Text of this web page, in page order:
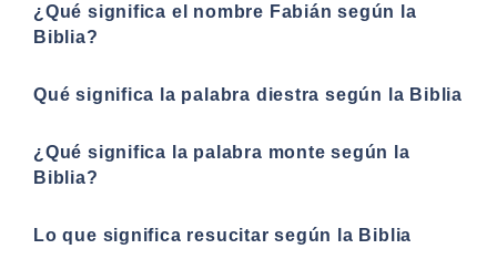
¿Qué significa el nombre Fabián según la
Biblia?
Qué significa la palabra diestra según la Biblia
¿Qué significa la palabra monte según la
Biblia?
Lo que significa resucitar según la Biblia